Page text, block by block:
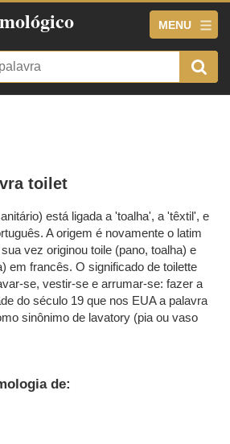
MENU
toilet
está ligada a 'toalha', a 'têxtil', e
A origem é novamente o latim
vez originou toile (pano, toalha) e
em francês. O significado de toilette
se, vestir-se e arrumar-se: fazer a
do século 19 que nos EUA a palavra
sinônimo de lavatory (pia ou vaso
de: